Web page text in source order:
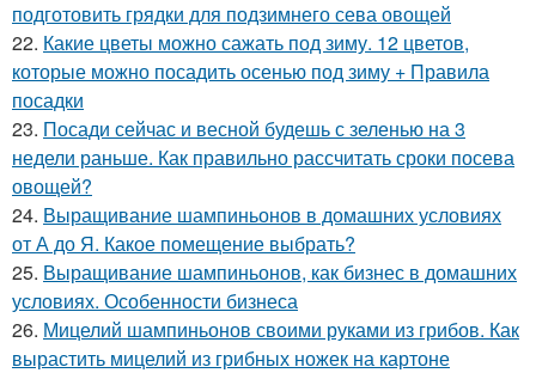
подготовить грядки для подзимнего сева овощей
22. Какие цветы можно сажать под зиму. 12 цветов,
которые можно посадить осенью под зиму + Правила
посадки
23. Посади сейчас и весной будешь с зеленью на 3
недели раньше. Как правильно рассчитать сроки посева
овощей?
24. Выращивание шампиньонов в домашних условиях
от А до Я. Какое помещение выбрать?
25. Выращивание шампиньонов, как бизнес в домашних
условиях. Особенности бизнеса
26. Мицелий шампиньонов своими руками из грибов. Как
вырастить мицелий из грибных ножек на картоне